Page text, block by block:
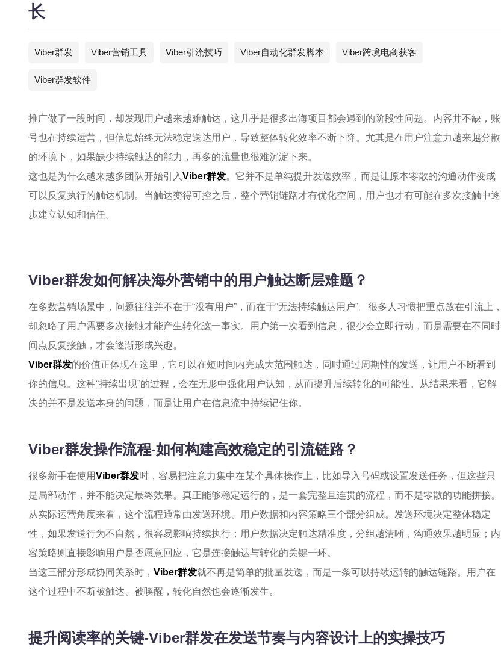
长
Viber群发 Viber营销工具 Viber引流技巧 Viber自动化群发脚本 Viber跨境电商获客
Viber群发软件
推广做了一段时间，却发现用户越来越难触达，这几乎是很多出海项目都会遇到的阶段性问题。内容并不缺，账
号也在持续运营，但信息始终无法稳定送达用户，导致整体转化效率不断下降。尤其是在用户注意力越来越分散
的环境下，如果缺少持续触达的能力，再多的流量也很难沉淀下来。
这也是为什么越来越多团队开始引入Viber群发。它并不是单纯提升发送效率，而是让原本零散的沟通动作变成
可以反复执行的触达机制。当触达变得可控之后，整个营销链路才有优化空间，用户也才有可能在多次接触中逐
步建立认知和信任。
Viber群发如何解决海外营销中的用户触达断层难题？
在多数营销场景中，问题往往并不在于“没有用户”，而在于“无法持续触达用户”。很多人习惯把重点放在引流上，
却忽略了用户需要多次接触才能产生转化这一事实。用户第一次看到信息，很少会立即行动，而是需要在不同时
间点反复接触，才会逐渐形成兴趣。
Viber群发的价值正体现在这里，它可以在短时间内完成大范围触达，同时通过周期性的发送，让用户不断看到
你的信息。这种“持续出现”的过程，会在无形中强化用户认知，从而提升后续转化的可能性。从结果来看，它解
决的并不是发送本身的问题，而是让用户在信息流中持续记住你。
Viber群发操作流程-如何构建高效稳定的引流链路？
很多新手在使用Viber群发时，容易把注意力集中在某个具体操作上，比如导入号码或设置发送任务，但这些只
是局部动作，并不能决定最终效果。真正能够稳定运行的，是一套完整且连贯的流程，而不是零散的功能拼接。
从实际运营角度来看，这个流程通常由发送环境、用户数据和内容策略三个部分组成。发送环境决定整体稳定
性，如果发送行为不自然，很容易影响持续执行；用户数据决定触达精准度，分组越清晰，沟通效果越明显；内
容策略则直接影响用户是否愿意回应，它是连接触达与转化的关键一环。
当这三部分形成协同关系时， Viber群发就不再是简单的批量发送，而是一条可以持续运转的触达链路。用户在
这个过程中不断被触达、被唤醒，转化自然也会逐渐发生。
提升阅读率的关键-Viber群发在发送节奏与内容设计上的实操技巧